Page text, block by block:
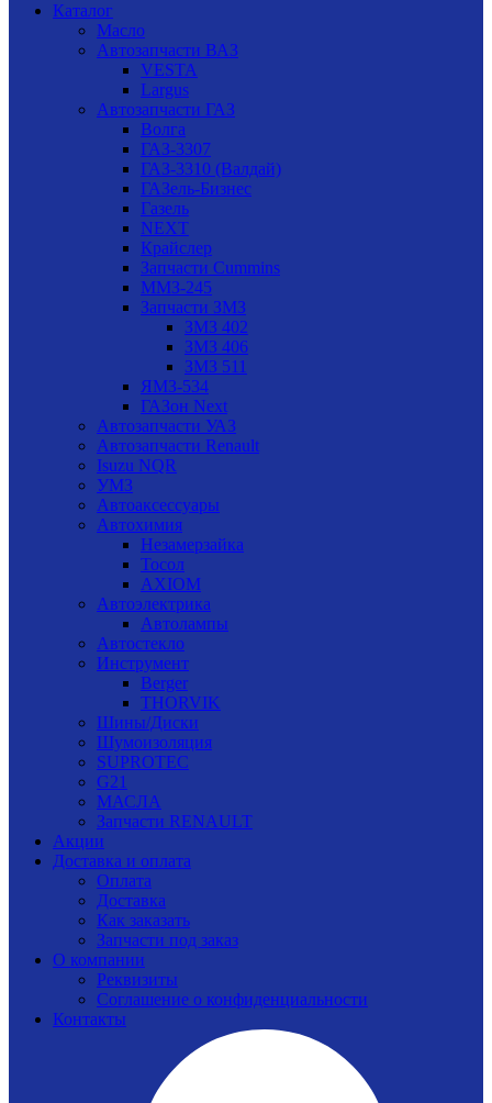
Каталог
Масло
Автозапчасти ВАЗ
VESTA
Largus
Автозапчасти ГАЗ
Волга
ГАЗ-3307
ГАЗ-3310 (Валдай)
ГАЗель-Бизнес
Газель
NEXT
Крайслер
Запчасти Cummins
ММЗ-245
Запчасти ЗМЗ
ЗМЗ 402
ЗМЗ 406
ЗМЗ 511
ЯМЗ-534
ГАЗон Next
Автозапчасти УАЗ
Автозапчасти Renault
Isuzu NQR
УМЗ
Автоаксессуары
Автохимия
Незамерзайка
Тосол
AXIOM
Автоэлектрика
Автолампы
Автостекло
Инструмент
Berger
THORVIK
Шины/Диски
Шумоизоляция
SUPROTEC
G21
МАСЛА
Запчасти RENAULT
Акции
Доставка и оплата
Оплата
Доставка
Как заказать
Запчасти под заказ
О компании
Реквизиты
Соглашение о конфиденциальности
Контакты